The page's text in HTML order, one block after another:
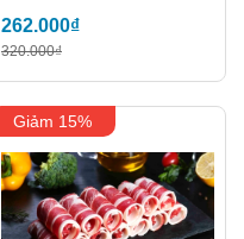
262.000₫
320.000₫
Giảm 15%